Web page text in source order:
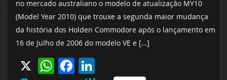
no mercado australiano o modelo de atualização MY10
(Model Year 2010) que trouxe a segunda maior mudança
da história dos Holden Commodore após o lançamento em
16 de Julho de 2006 do modelo VE e […]
X WhatsApp
Facebook